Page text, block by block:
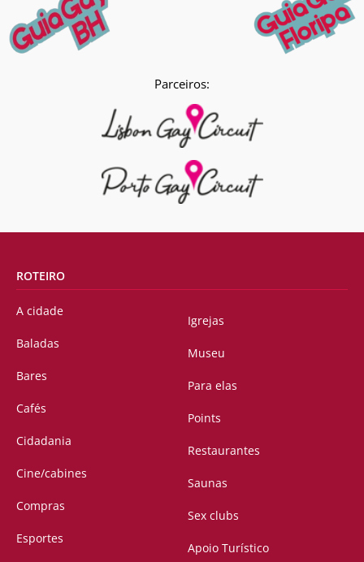
Parceiros:
ROTEIRO
A cidade
Baladas
Bares
Cafés
Cidadania
Cine/cabines
Compras
Esportes
Igrejas
Museu
Para elas
Points
Restaurantes
Saunas
Sex clubs
Apoio Turístico